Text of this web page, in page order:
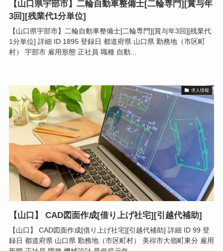
【山口県宇部市】二輪自動車整備士[二輪専門][賞与年
3回][残業代1分単位]
【山口県宇部市】二輪自動車整備士[二輪専門][賞与年3回][残業代
1分単位] 詳細 ID 1895 登録日 都道府県 山口県 勤務地（市区町
村） 宇部市 雇用形態 正社員 職種 自動...
求人情報
【山口】 CAD図面作成[借り上げ社宅][引越代補助]
【山口】 CAD図面作成[借り上げ社宅][引越代補助] 詳細 ID 99 登
録日 都道府県 山口県 勤務地（市区町村） 美祢市大嶺町東分 雇用